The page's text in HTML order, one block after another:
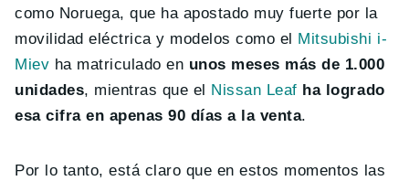
como Noruega, que ha apostado muy fuerte por la
movilidad eléctrica y modelos como el Mitsubishi i-
Miev ha matriculado en unos meses más de 1.000
unidades, mientras que el Nissan Leaf ha logrado
esa cifra en apenas 90 días a la venta.
Por lo tanto, está claro que en estos momentos las